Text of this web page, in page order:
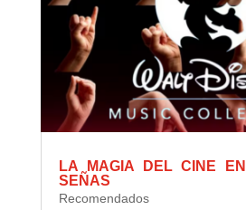
LA MAGIA DEL CINE
SEÑAS
Recomendados